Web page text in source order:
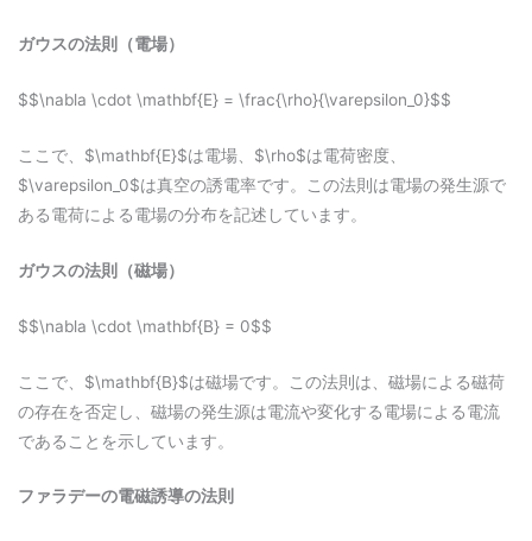
ガウスの法則（電場）
$$\nabla \cdot \mathbf{E} = \frac{\rho}{\varepsilon_0}$$
ここで、$\mathbf{E}$は電場、$\rho$は電荷密度、
$\varepsilon_0$は真空の誘電率です。この法則は電場の発生源で
ある電荷による電場の分布を記述しています。
ガウスの法則（磁場）
$$\nabla \cdot \mathbf{B} = 0$$
ここで、$\mathbf{B}$は磁場です。この法則は、磁場による磁荷
の存在を否定し、磁場の発生源は電流や変化する電場による電流
であることを示しています。
ファラデーの電磁誘導の法則